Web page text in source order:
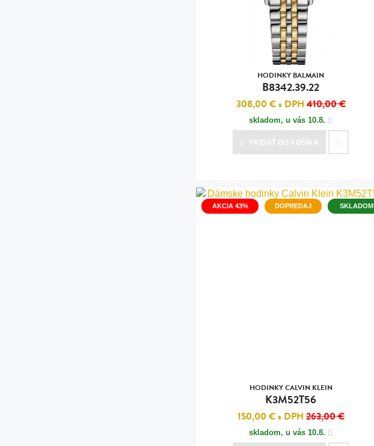
HODINKY BALMAIN
B8342.39.22
308,00 €s DPH 410,00 €
skladom, u vás 10.8.
PRIDAŤ DO KOŠÍKA
AKCIA 43% DOPREDAJ SKLADOM
HODINKY CALVIN KLEIN
K3M52T56
150,00 €s DPH 263,00 €
skladom, u vás 10.8.